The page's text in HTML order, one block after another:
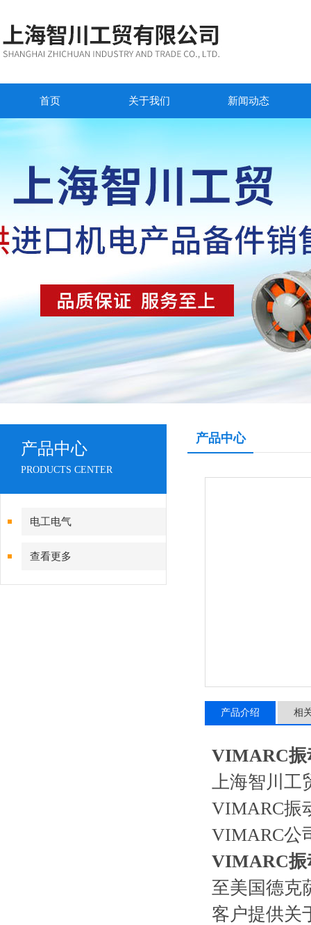
首页 关于我们 新闻动态
产品中心
PRODUCTS CENTER
电工电气
查看更多
产品中心
产品介绍 相
VIMARC振
上海智川工
VIMARC振
VIMARC公
VIMARC振
至美国德克
客户提供关